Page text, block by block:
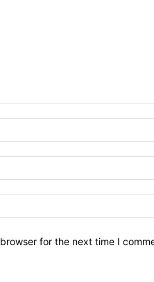
for the next time I